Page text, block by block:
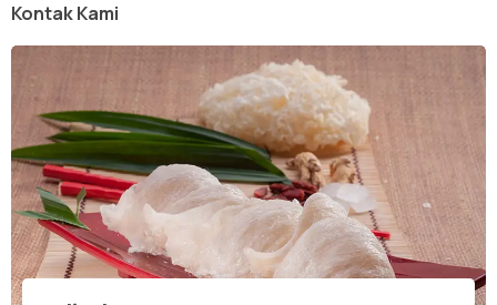
Kontak Kami